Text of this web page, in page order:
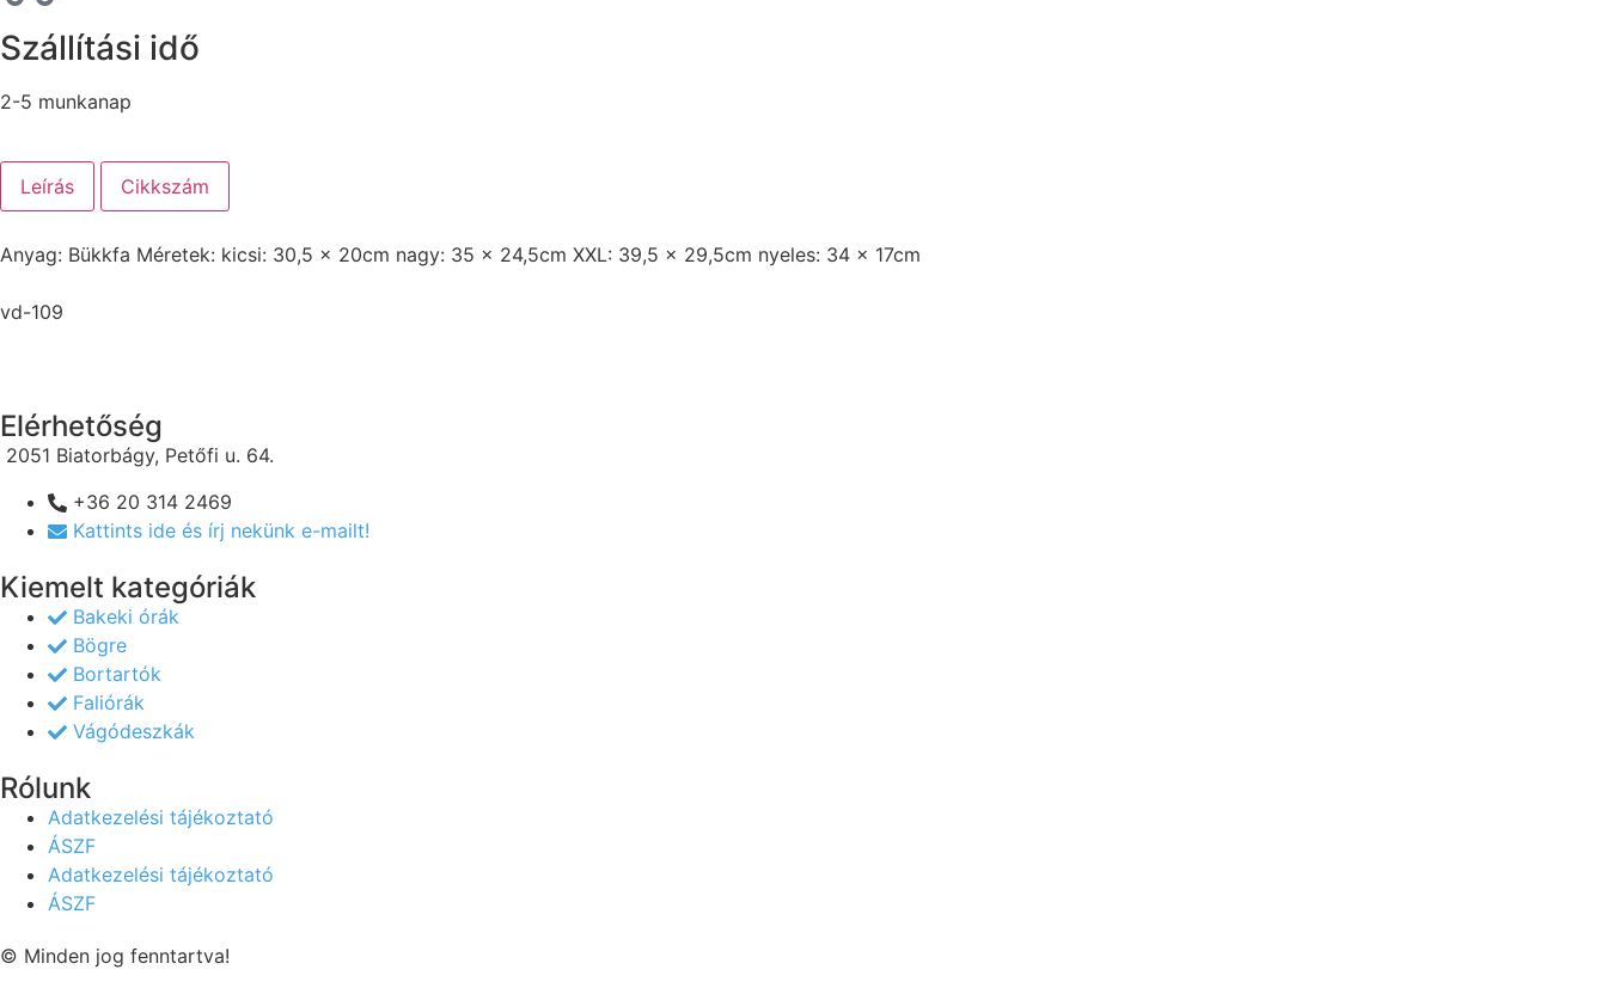
Szállítási idő
2-5 munkanap
Leírás Cikkszám
Anyag: Bükkfa Méretek: kicsi: 30,5 x 20cm nagy: 35 x 24,5cm XXL: 39,5 x 29,5cm nyeles: 34 x 17cm
vd-109
Elérhetőség
2051 Biatorbágy, Petőfi u. 64.
+36 20 314 2469
Kattints ide és írj nekünk e-mailt!
Kiemelt kategóriák
Bakeki órák
Bögre
Bortartók
Faliórák
Vágódeszkák
Rólunk
Adatkezelési tájékoztató
ÁSZF
Adatkezelési tájékoztató
ÁSZF
© Minden jog fenntartva!